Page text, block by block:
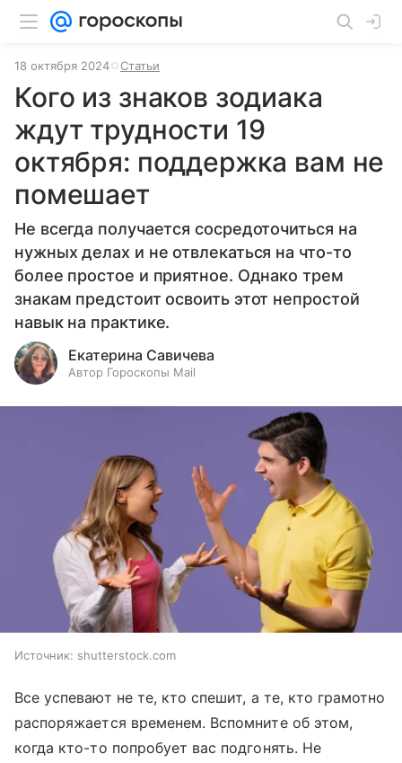
18 октября 2024 Статьи
Кого из знаков зодиака
ждут трудности 19
октября: поддержка вам не
помешает
Не всегда получается сосредоточиться на
нужных делах и не отвлекаться на что-то
более простое и приятное. Однако трем
знакам предстоит освоить этот непростой
навык на практике.
Екатерина Савичева
Автор Гороскопы Mail
Источник: shutterstock.com
Все успевают не те, кто спешит, а те, кто грамотно
распоряжается временем. Вспомните об этом,
когда кто-то попробует вас подгонять. Не